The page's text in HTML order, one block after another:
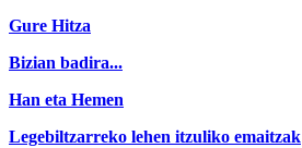
Gure Hitza
Bizian badira...
Han eta Hemen
Legebiltzarreko lehen itzuliko emaitzak